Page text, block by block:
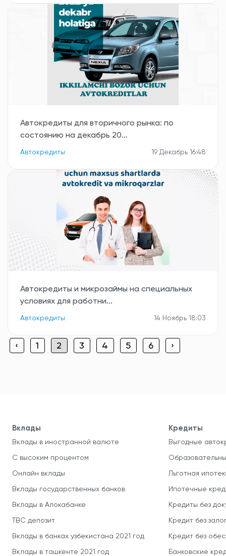
Автокредиты для вторичного рынка: по
состоянию на декабрь 20...
Автокредиты 19 Декабрь 16:48
Автокредиты и микрозаймы на специальных
условиях для работни...
Автокредиты 14 Ноябрь 18:03
‹ 1 2 3 4 5 6 ›
Вклады
Вклады в иностранной валюте
С высоким процентом
Онлайн вклады
Вклады государственных банков
Вклады в Алокабанке
TBC депозит
Вклады в банках узбекистана 2021 год
Вклады в ташкенте 2021 год
Кредиты
Выгодные
Льготная
Ипотечные
Кредиты без
Кредит без
Кредит без
Банковские